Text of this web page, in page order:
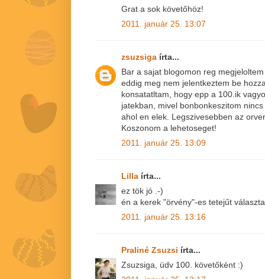
Grat a sok követőhöz!
2011. január 25. 13:07
zsuzsiga írta...
Bar a sajat blogomon reg
eddig meg nem jelentkeztem be
konsatatltam, hogy epp a 100.ik
jatekban, mivel bonbonkeszitom
ahol en elek. Legszivesebben az
Koszonom a lehetoseget!
2011. január 25. 13:09
Lilla írta...
ez tök jó .-)
én a kerek "örvény"-es tetejűt
2011. január 25. 13:16
Praliné Zsuzsi írta...
Zsuzsiga, üdv 100. követőként :)